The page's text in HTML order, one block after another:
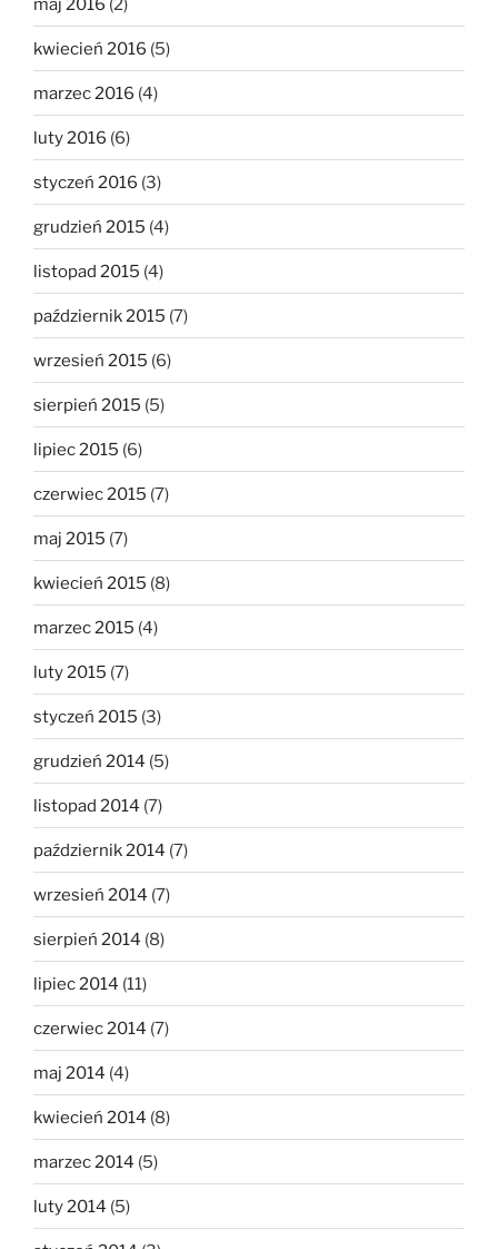
kwiecień 2016 (5)
marzec 2016 (4)
luty 2016 (6)
styczeń 2016 (3)
grudzień 2015 (4)
listopad 2015 (4)
październik 2015 (7)
wrzesień 2015 (6)
sierpień 2015 (5)
lipiec 2015 (6)
czerwiec 2015 (7)
maj 2015 (7)
kwiecień 2015 (8)
marzec 2015 (4)
luty 2015 (7)
styczeń 2015 (3)
grudzień 2014 (5)
listopad 2014 (7)
październik 2014 (7)
wrzesień 2014 (7)
sierpień 2014 (8)
lipiec 2014 (11)
czerwiec 2014 (7)
maj 2014 (4)
kwiecień 2014 (8)
marzec 2014 (5)
luty 2014 (5)